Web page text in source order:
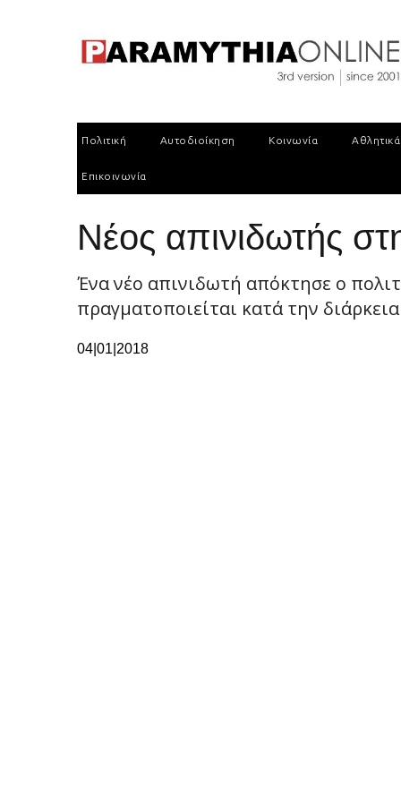
Πολιτική Αυτοδιοίκηση Κοινωνία Αθλητικά
Επικοινωνία
Νέος απινιδωτής
Ένα νέο απινιδωτή απόκτησε ο
πραγματοποιείται κατά την
04|01|2018